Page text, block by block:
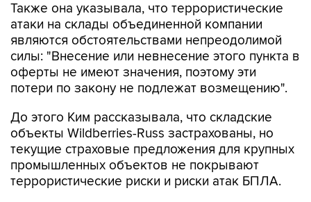
Также она указывала, что террористические
атаки на склады объединенной компании
являются обстоятельствами непреодолимой
силы: "Внесение или невнесение этого пункта в
оферты не имеют значения, поэтому эти
потери по закону не подлежат возмещению".
До этого Ким рассказывала, что складские
объекты Wildberries-Russ застрахованы, но
текущие страховые предложения для крупных
промышленных объектов не покрывают
террористические риски и риски атак БПЛА.